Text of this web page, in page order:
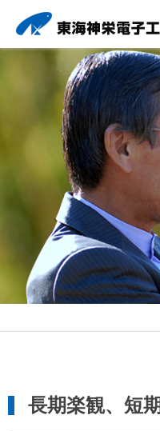
長期楽観、短